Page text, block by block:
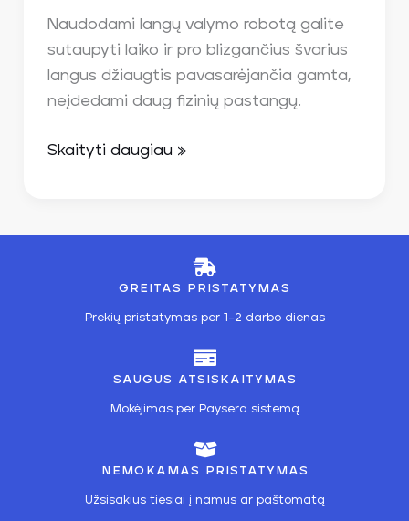
Naudodami langų valymo robotą galite
sutaupyti laiko ir pro blizgančius švarius
langus džiaugtis pavasarėjančia gamta,
neįdedami daug fizinių pastangų.
Skaityti daugiau »
GREITAS PRISTATYMAS
Prekių pristatymas per 1-2 darbo dienas
SAUGUS ATSISKAITYMAS
Mokėjimas per Paysera sistemą
NEMOKAMAS PRISTATYMAS
Užsisakius tiesiai į namus ar paštomatą